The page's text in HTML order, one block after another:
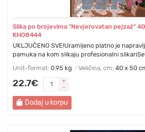
Slika po brojevima "Nevjerovatan pejzaž"
KHO8444
UKLJUČENO SVE!Uramljeno platno je
pamuka na kom slikaju profesionalni
Unit-format: 0.95 kg Veličina, cm: 40 x 50
22.7€
Dodaj u korpu